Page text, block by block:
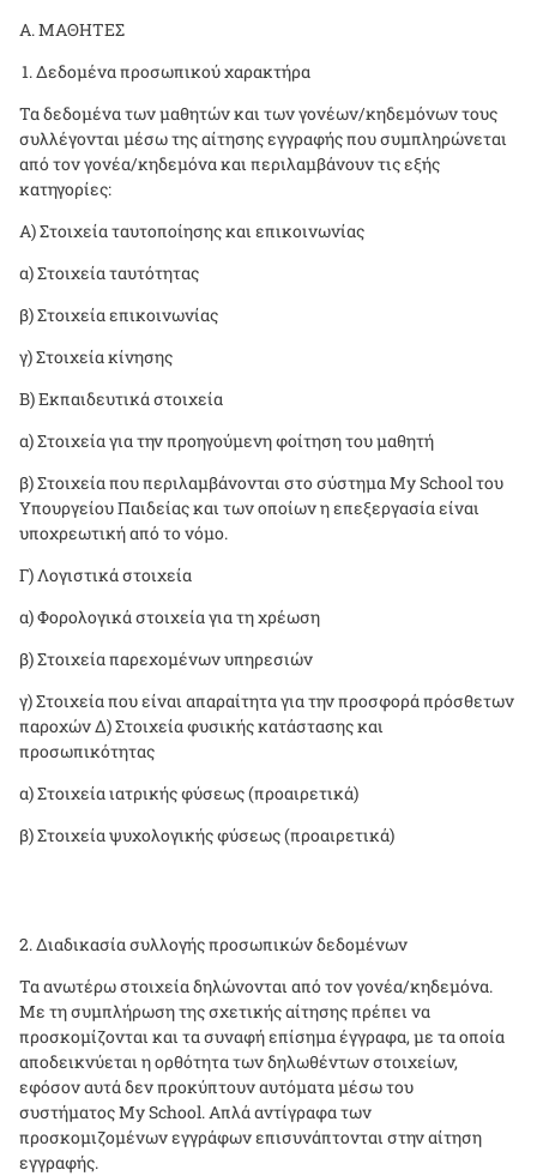
Α. ΜΑΘΗΤΕΣ
Δεδομένα προσωπικού χαρακτήρα
Τα δεδομένα των μαθητών και των γονέων/κηδεμόνων τους
συλλέγονται μέσω της αίτησης εγγραφής που συμπληρώνεται
από τον γονέα/κηδεμόνα και περιλαμβάνουν τις εξής
κατηγορίες:
Α) Στοιχεία ταυτοποίησης και επικοινωνίας
α) Στοιχεία ταυτότητας
β) Στοιχεία επικοινωνίας
γ) Στοιχεία κίνησης
Β) Εκπαιδευτικά στοιχεία
α) Στοιχεία για την προηγούμενη φοίτηση του μαθητή
β) Στοιχεία που περιλαμβάνονται στο σύστημαMy Schoolτου
Υπουργείου Παιδείας και των οποίων η επεξεργασία είναι
υποχρεωτική από το νόμο.
Γ) Λογιστικά στοιχεία
α) Φορολογικά στοιχεία για τη χρέωση
β) Στοιχεία παρεχομένων υπηρεσιών
γ) Στοιχεία που είναι απαραίτητα για την προσφορά πρόσθετων
παροχών Δ) Στοιχεία φυσικής κατάστασης και
προσωπικότητας
α) Στοιχεία ιατρικής φύσεως (προαιρετικά)
β) Στοιχεία ψυχολογικής φύσεως (προαιρετικά)
Διαδικασία συλλογής προσωπικών δεδομένων
Τα ανωτέρω στοιχεία δηλώνονται από τον γονέα/κηδεμόνα.
Με τη συμπλήρωση της σχετικής αίτησης πρέπει να
προσκομίζονται και τα συναφή επίσημα έγγραφα, με τα οποία
αποδεικνύεται η ορθότητα των δηλωθέντων στοιχείων,
εφόσον αυτά δεν προκύπτουν αυτόματα μέσω του
συστήματοςMy School. Απλά αντίγραφα των
προσκομιζομένων εγγράφων επισυνάπτονται στην αίτηση
εγγραφής.